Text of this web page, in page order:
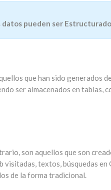
datos pueden ser
que han sido generados
ser almacenados en tablas,
son aquellos que son
visitadas, textos, búsquedas
de la forma tradicional.